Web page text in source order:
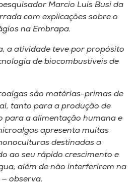
Marcio Luis Busi da
com explicações sobre o
na Embrapa.
a atividade teve por propósito
de biocombustíveis de
são matérias-primas de
tanto para a produção de
para a alimentação humana e
apresenta muitas
destinadas a
ao seu rápido crescimento e
além de não interferirem na
observa.